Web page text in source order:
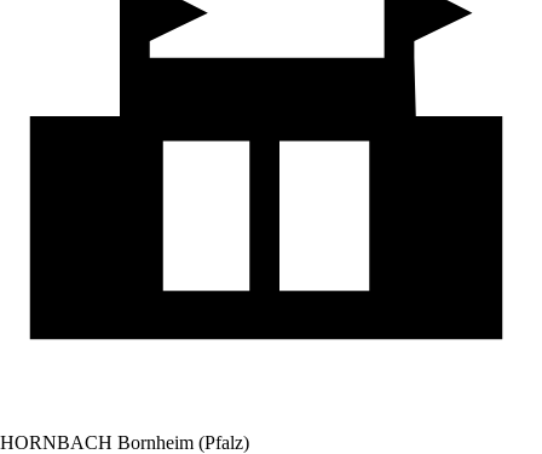
HORNBACH Bornheim (Pfalz)